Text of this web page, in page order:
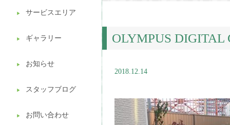
▶︎ サービスエリア
▶︎ ギャラリー
▶︎ お知らせ
▶︎ スタッフブログ
▶︎ お問い合わせ
ギフト販売
造園ガーデニング
植木処分
OLYMPUS DIGITAL
2018.12.14